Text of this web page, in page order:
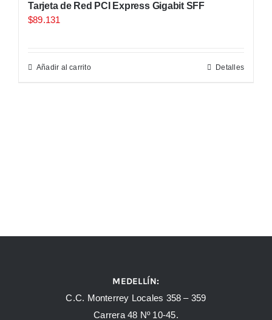
Tarjeta de Red PCI Express Gigabit SFF
$89.131
Añadir al carrito Detalles
MEDELLÍN:
C.C. Monterrey Locales 358 – 359
Carrera 48 Nº 10-45.